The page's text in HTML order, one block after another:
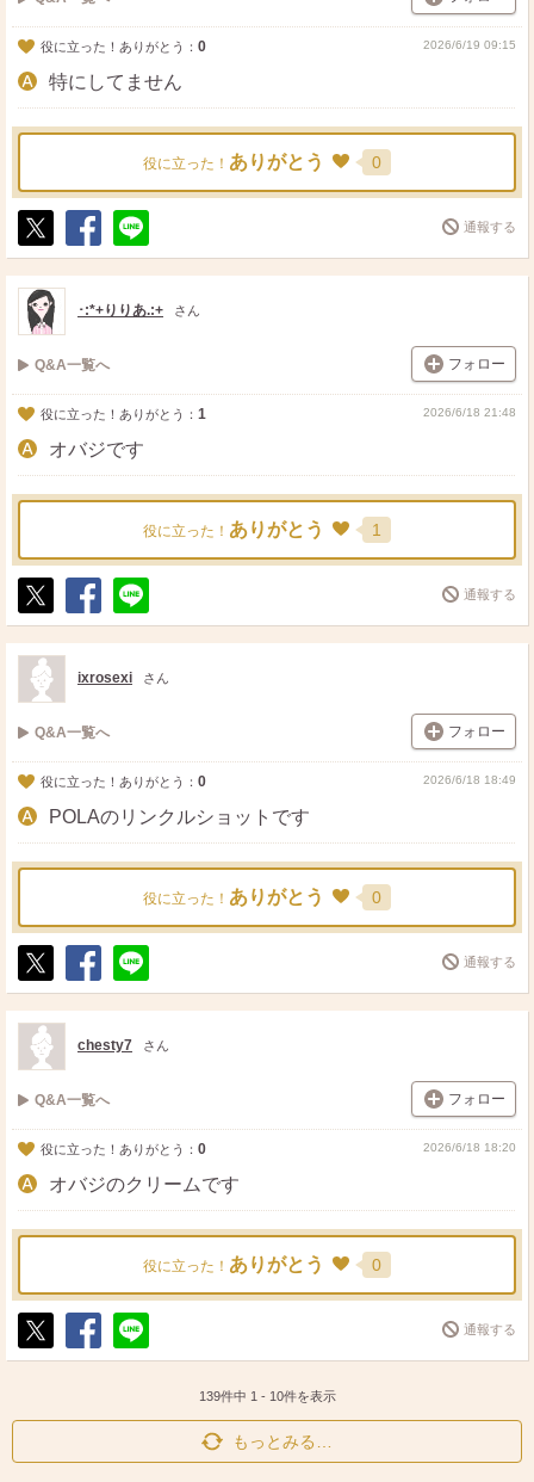
役に立った！ありがとう： 0 2026/6/19 09:15
特にしてません
役に立った！ ありがとう 0
ポ
ス
ト
シ
ェ
送
る
通報する
･:*+りりあ.:+ さん
Q&A一覧へ フォロー
役に立った！ありがとう： 1 2026/6/18 21:48
オバジです
役に立った！ ありがとう 1
ポ
ス
ト
シ
ェ
送
る
通報する
ixrosexi さん
Q&A一覧へ フォロー
役に立った！ありがとう： 0 2026/6/18 18:49
POLAのリンクルショットです
役に立った！ ありがとう 0
ポ
ス
ト
シ
ェ
送
る
通報する
chesty7 さん
Q&A一覧へ フォロー
役に立った！ありがとう： 0 2026/6/18 18:20
オバジのクリームです
役に立った！ ありがとう 0
ポ
シ
送
通報する
139件中 1 - 10件を表示
もっとみる…